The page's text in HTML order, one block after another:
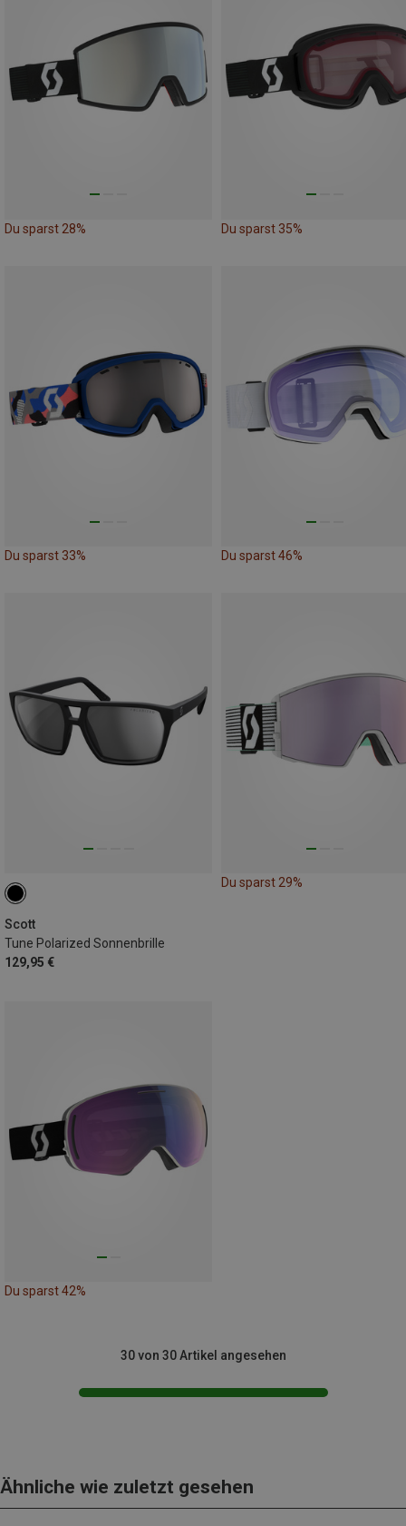
Du sparst 28% Du sparst 35%
Du sparst 33% Du sparst 46%
Scott
Tune Polarized Sonnenbrille
129,95 €
Du sparst 29%
Du sparst 42%
30 von 30 Artikel angesehen
Ähnliche wie zuletzt gesehen